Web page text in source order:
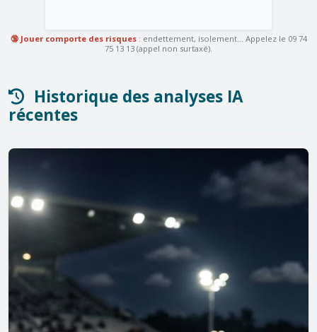
🔞 Jouer comporte des risques: endettement, isolement... Appelez le 09 74
75 13 13 (appel non surtaxé).
Historique des analyses IA
récentes